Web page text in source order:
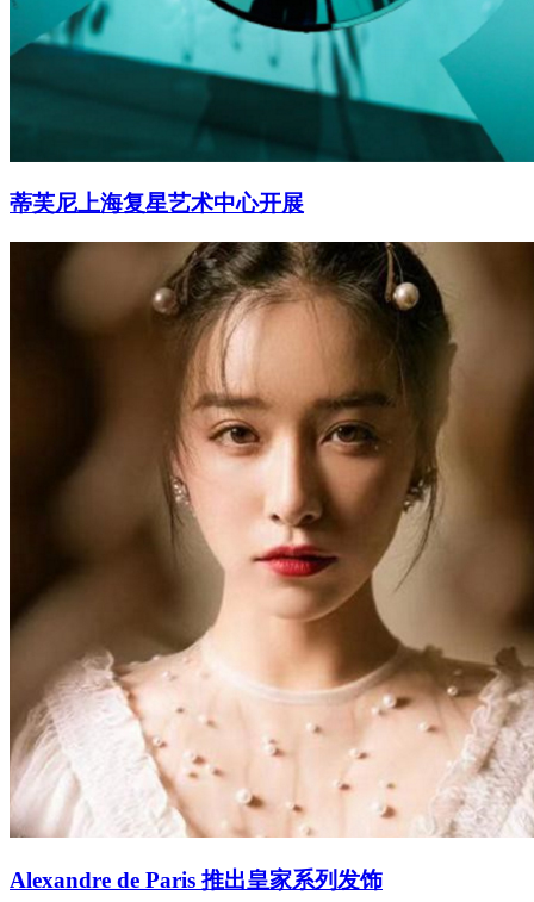
蒂芙尼上海复星艺术中心开展
Alexandre de Paris 推出皇家系列发饰